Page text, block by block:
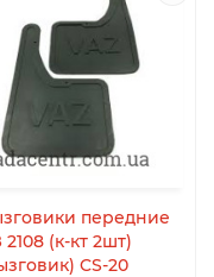
передние
(к-кт 2шт)
CS-20